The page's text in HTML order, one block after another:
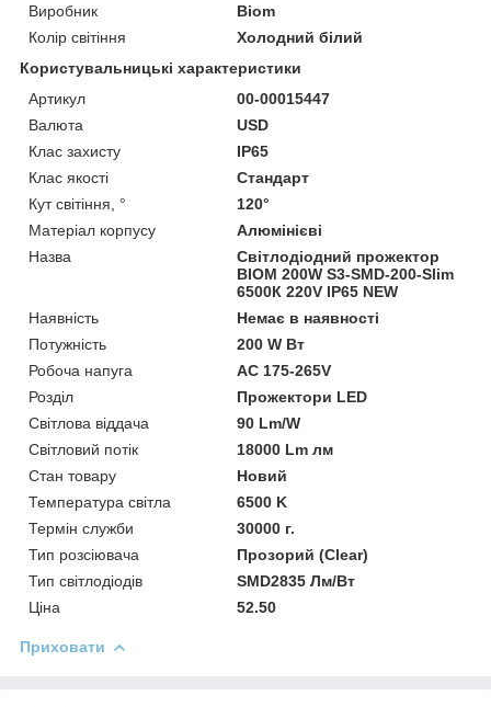
Виробник
Biom
Колір світіння
Холодний білий
Користувальницькі характеристики
Артикул
00-00015447
Валюта
USD
Клас захисту
IP65
Клас якості
Стандарт
Кут світіння, °
120°
Матеріал корпусу
Алюмінієві
Назва
Світлодіодний прожектор
BIOM 200W S3-SMD-200-Slim
6500К 220V IP65 NEW
Наявність
Немає в наявності
Потужність
200 W Вт
Робоча напуга
AC 175-265V
Розділ
Прожектори LED
Світлова віддача
90 Lm/W
Світловий потік
18000 Lm лм
Стан товару
Новий
Температура світла
6500 K
Термін служби
30000 г.
Тип розсіювача
Прозорий (Clear)
Тип світлодіодів
SMD2835 Лм/Вт
Ціна
52.50
Приховати